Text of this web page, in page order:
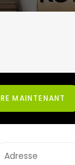
MAINTENANT